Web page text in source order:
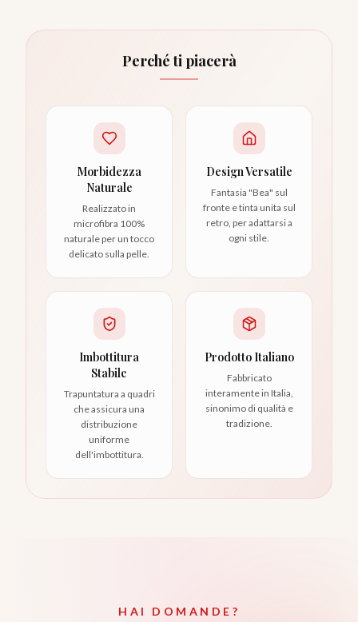
Perché ti piacerà
Morbidezza
Naturale
Realizzato in
microfibra 100%
naturale per un tocco
delicato sulla pelle.
Design Versatile
Fantasia "Bea" sul
fronte e tinta unita sul
retro, per adattarsi a
ogni stile.
Imbottitura
Stabile
Trapuntatura a quadri
che assicura una
distribuzione
uniforme
dell'imbottitura.
Prodotto Italiano
Fabbricato
interamente in Italia,
sinonimo di qualità e
tradizione.
HAI DOMANDE?